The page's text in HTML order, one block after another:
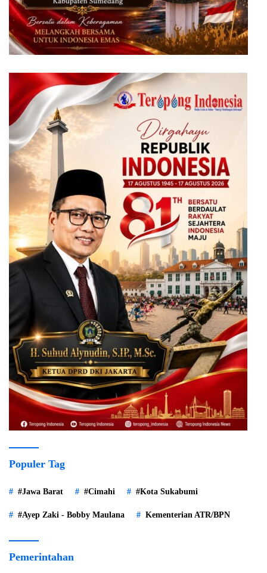
Populer Tag
#Jawa Barat #Cimahi #Kota Sukabumi
#Ayep Zaki - Bobby Maulana Kementerian ATR/BPN
Pemerintahan